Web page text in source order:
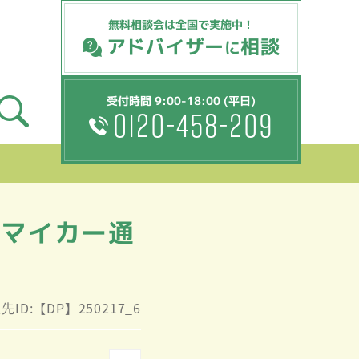
無料相談会は全国で実施中！
アドバイザーに相談
受付時間 9:00-18:00 (平日)
0120-458-209
イカー通
ID:【DP】250217_6